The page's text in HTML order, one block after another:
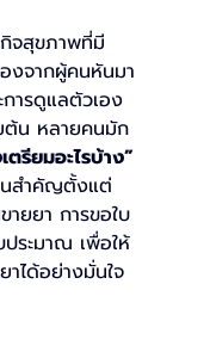
งจากผู้คนหันมา
ารดูแลตัวเอง
ต้น หลายคนมัก
ตรียมอะไรบ้าง”
ายยา การขอใบ
ระมาณ เพื่อให้
ได้อย่างมั่นใจ